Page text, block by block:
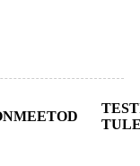
MEETOD